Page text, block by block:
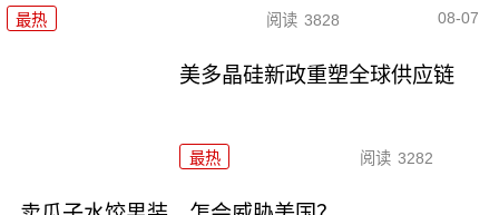
最热 阅读 3828 08-07
美多晶硅新政重塑全球供应链
最热 阅读 3282